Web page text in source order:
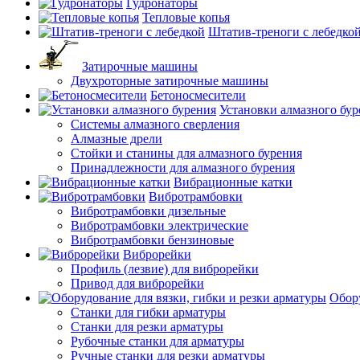
Гудронаторы
Тепловые копья
Штатив-треноги с лебедкой
Затирочные машины
Двухроторные затирочные машины
Бетоносмесители
Установки алмазного
Системы алмазного сверления
Алмазные дрели
Стойки и станины для алмазного бурения
Принадлежности для алмазного бурения
Вибрационные катки
Вибротрамбовки
Вибротрамбовки дизельные
Вибротрамбовки электрические
Вибротрамбовки бензиновые
Виброрейки
Профиль (лезвие) для виброрейки
Привод для виброрейки
Станки для гибки арматуры
Станки для резки арматуры
Рубочные станки для арматуры
Ручные станки для резки арматуры